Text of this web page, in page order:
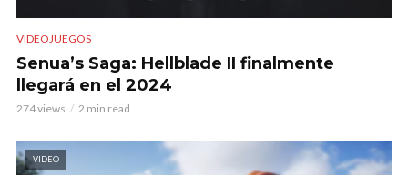
VIDEOJUEGOS
Senua’s Saga: Hellblade II finalmente
llegará en el 2024
274 views 2 min read
VIDEO